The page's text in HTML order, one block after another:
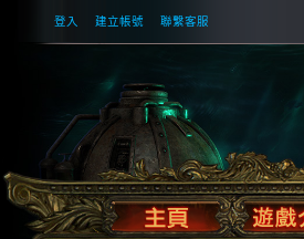
登入 建立帳號 聯繫客服